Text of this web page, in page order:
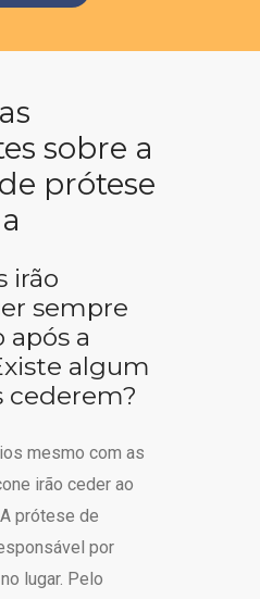
sobre a
prótese
irão
sempre
a
algum
cederem?
mesmo com as
irão ceder ao
prótese de
por
lugar. Pelo